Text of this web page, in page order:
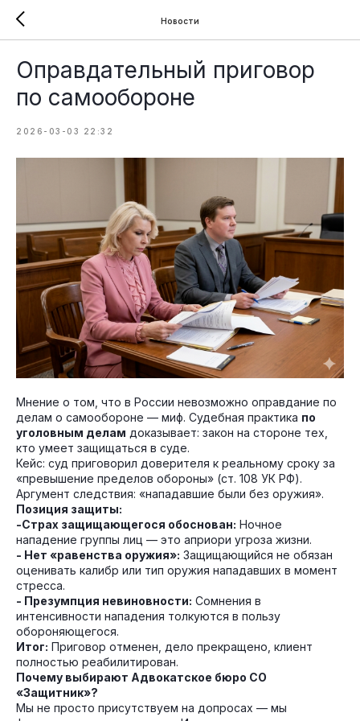
Новости
Оправдательный приговор
по самообороне
2026-03-03 22:32
Мнение о том, что в России невозможно оправдание по
делам о самообороне — миф. Судебная практика по
уголовным делам доказывает: закон на стороне тех,
кто умеет защищаться в суде.
Кейс: суд приговорил доверителя к реальному сроку за
«превышение пределов обороны» (ст. 108 УК РФ).
Аргумент следствия: «нападавшие были без оружия».
Позиция защиты:
-Страх защищающегося обоснован: Ночное
нападение группы лиц — это априори угроза жизни.
- Нет «равенства оружия»: Защищающийся не обязан
оценивать калибр или тип оружия нападавших в момент
стресса.
- Презумпция невиновности: Сомнения в
интенсивности нападения толкуются в пользу
обороняющегося.
Итог: Приговор отменен, дело прекращено, клиент
полностью реабилитирован.
Почему выбирают Адвокатское бюро СО
«Защитник»?
Мы не просто присутствуем на допросах — мы